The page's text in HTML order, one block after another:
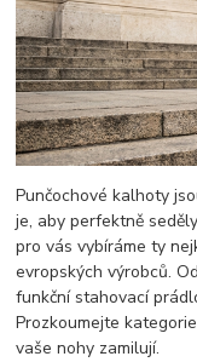
Punčochové kalhoty
je, aby perfektně
pro vás vybíráme ty
evropských výrobců.
funkční stahovací
Prozkoumejte
vaše nohy zamilují.